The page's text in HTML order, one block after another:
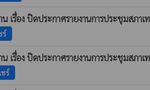
น เรื่อง ปิดประกาศรายงานการประชุมส
ร์
น เรื่อง ปิดประกาศรายงานการประชุมส
ร์